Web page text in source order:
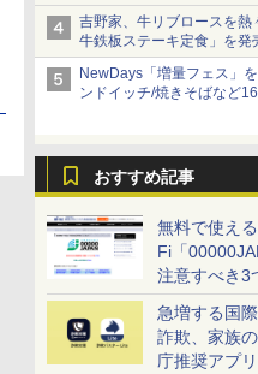
吉野家、牛リブロースを熱
牛鉄板ステーキ定食」を発
NewDays「増量フェス」
ンドイッチ/焼きそばなど
おすすめ記事
無料で使え
Fi「
注意すべき3
急増する国
詐欺、家族
庁推奨アプ